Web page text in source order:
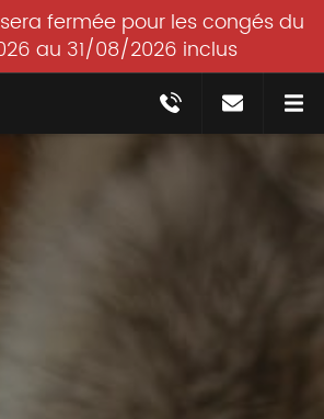
fermée pour les congés du
au 31/08/2026 inclus